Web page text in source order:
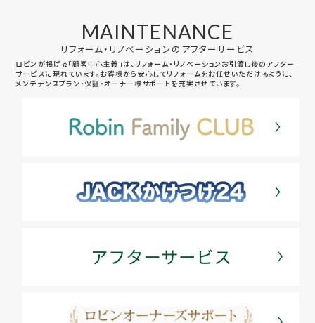
MAINTENANCE
リフォーム・リノベーションのアフターサービス
ロビンが掲げる「顧客中心主義」は、リフォーム・リノベーションお引渡し後のアフター
サービスに現れています。お客様から安心してリフォームをお任せいただけるように、
メンテナンスプラン・保証・オーナー様サポートを充実させています。